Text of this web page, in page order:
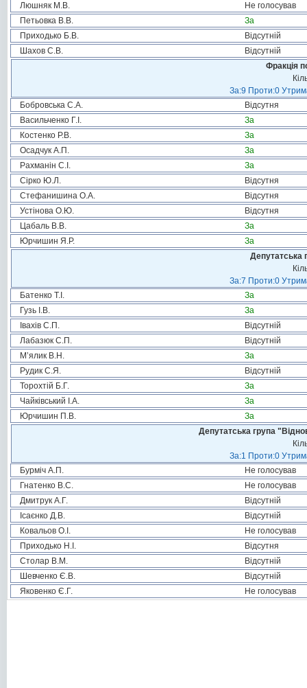
Люшняк М.В.
Не голосував
Петьовка В.В.
За
Приходько Б.В.
Відсутній
Шахов С.В.
Відсутній
Фракція
За:9 Проти:0
Бобровська С.А.
Відсутня
Васильченко Г.І.
За
Костенко Р.В.
За
Осадчук А.П.
За
Рахманін С.І.
За
Сірко Ю.Л.
Відсутня
Стефанишина О.А.
Відсутня
Устінова О.Ю.
Відсутня
Цабаль В.В.
За
Юрчишин Я.Р.
За
Депутатська
За:7 Проти:0
Батенко Т.І.
За
Гузь І.В.
За
Івахів С.П.
Відсутній
Лабазюк С.П.
Відсутній
М’ялик В.Н.
За
Рудик С.Я.
Відсутній
Торохтій Б.Г.
За
Чайківський І.А.
За
Юрчишин П.В.
За
Депутатська група
За:1 Проти:0
Бурміч А.П.
Не голосував
Гнатенко В.С.
Не голосував
Дмитрук А.Г.
Відсутній
Ісаєнко Д.В.
Відсутній
Ковальов О.І.
Не голосував
Приходько Н.І.
Відсутня
Столар В.М.
Відсутній
Шевченко Є.В.
Відсутній
Яковенко Є.Г.
Не голосував